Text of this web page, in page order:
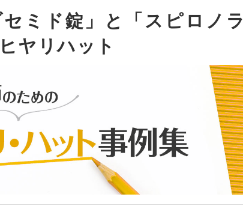
ミド錠」と「スピロノラ
ヤリハット